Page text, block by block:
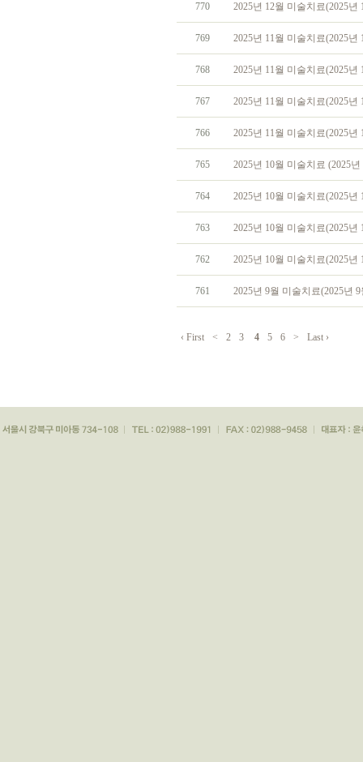
770 2025년 12월 미술치료(2025년
769 2025년 11월 미술치료(2025년
768 2025년 11월 미술치료(2025년
767 2025년 11월 미술치료(2025년
766 2025년 11월 미술치료(2025년
765 2025년 10월 미술치료 (2025년
764 2025년 10월 미술치료(2025년
763 2025년 10월 미술치료(2025년
762 2025년 10월 미술치료(2025년
761 2025년 9월 미술치료(2025년 9
‹ First < 2 3 4 5 6 > Last ›